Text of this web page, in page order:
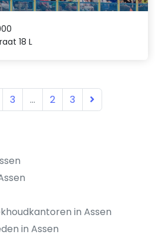
in Assen
in Assen
18 L
3 ... 2 3